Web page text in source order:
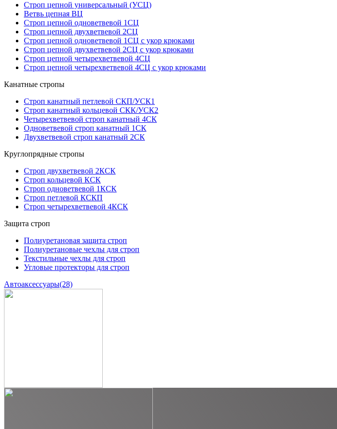
Строп цепной универсальный (УСЦ)
Ветвь цепная ВЦ
Строп цепной одноветвевой 1СЦ
Строп цепной двухветвевой 2СЦ
Строп цепной одноветвевой 1СЦ с укор крюками
Строп цепной двухветвевой 2СЦ с укор крюками
Строп цепной четырехветвевой 4СЦ
Строп цепной четырехветвевой 4СЦ с укор крюками
Канатные стропы
Строп канатный петлевой СКП/УСК1
Строп канатный кольцевой СКК/УСК2
Четырехветвевой строп канатный 4СК
Одноветвевой строп канатный 1СК
Двухветвевой строп канатный 2СК
Круглопрядные стропы
Строп двухветвевой 2КСК
Строп кольцевой КСК
Строп одноветвевой 1КСК
Строп петлевой КСКП
Строп четырехветвевой 4КСК
Защита строп
Полиуретановая защита строп
Полиуретановые чехлы для строп
Текстильные чехлы для строп
Угловые протекторы для строп
Автоаксессуары(28)